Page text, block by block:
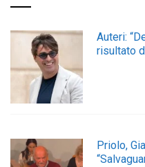
Auteri:
risultato
Priolo,